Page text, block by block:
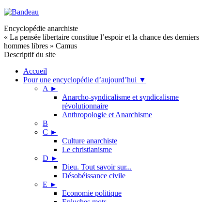
Encyclopédie anarchiste
« La pensée libertaire constitue l’espoir et la chance des derniers
hommes libres » Camus
Descriptif du site
Accueil
Pour une encyclopédie d’aujourd’hui ▼
A ►
Anarcho-syndicalisme et syndicalisme
révolutionnaire
Anthropologie et Anarchisme
B
C ►
Culture anarchiste
Le christianisme
D ►
Dieu. Tout savoir sur...
Désobéissance civile
E ►
Economie politique